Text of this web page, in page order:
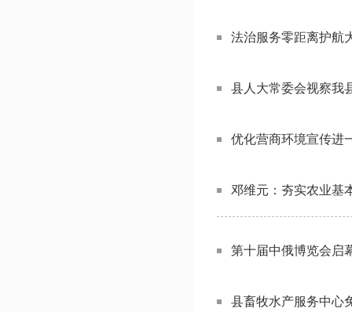
法治服务零距离护航
县人大常委会视察我
优化营商环境宣传进
邓维元：夯实农业基
第十届中俄博览会
县畜牧水产服务中心